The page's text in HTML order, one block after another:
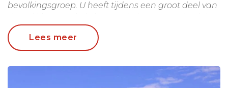
bevolkingsgroep. U heeft tijdens een groot deel van
de trekking mooi uitzicht op de besneeuwde pieken
van het Langtang gebergte, wandelt door dorpjes
die zich herstellen van de verwoestende
aardbevingen van 2015. Met vereende krachten
bouwt men de dorpjes weer op. Onze lokale agent
Lees meer